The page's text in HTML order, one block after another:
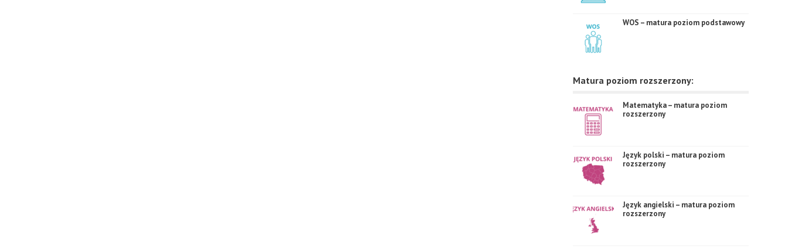
WOS – matura poziom podstawowy
Matura poziom rozszerzony:
Matematyka – matura poziom
rozszerzony
Język polski – matura poziom
rozszerzony
Język angielski – matura poziom
rozszerzony